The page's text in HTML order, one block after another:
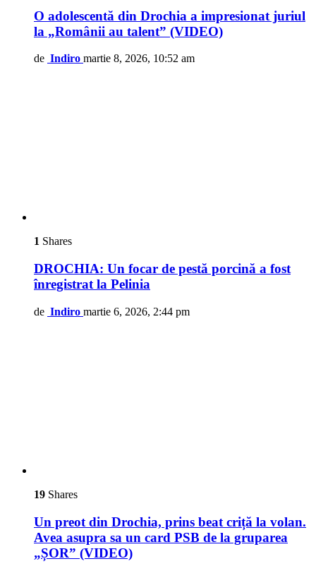
O adolescentă din Drochia a impresionat juriul
la „Românii au talent” (VIDEO)
de Indiro martie 8, 2026, 10:52 am
1 Shares
DROCHIA: Un focar de pestă porcină a fost
înregistrat la Pelinia
de Indiro martie 6, 2026, 2:44 pm
19 Shares
Un preot din Drochia, prins beat criță la volan.
Avea asupra sa un card PSB de la gruparea
„ȘOR” (VIDEO)